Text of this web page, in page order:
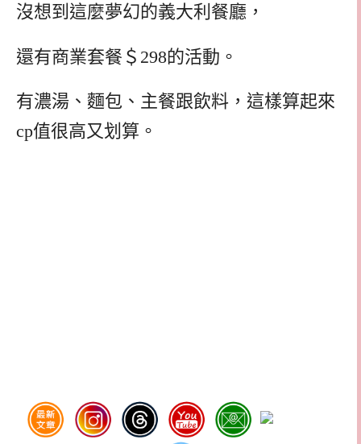
沒想到這麼夢幻的義大利餐廳，
還有商業套餐＄298的活動。
有濃湯、麵包、主餐跟飲料，這樣算起來
cp值很高又划算。